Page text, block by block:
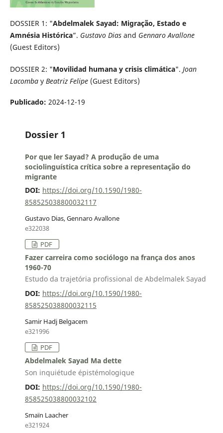
DOSSIER 1: "Abdelmalek Sayad: Migração, Estado e
Amnésia Histórica”. Gustavo Diasand Gennaro Avallone
(Guest Editors)
DOSSIER 2: "Movilidad humana y crisis climática". Joan
Lacombay Beatriz Felipe(Guest Editors)
Publicado: 2024-12-19
Dossier 1
Por que ler Sayad? A produção de uma
sociolinguística crítica sobre a representação do
migrante
DOI: https://doi.org/10.1590/1980-
858525038800032117
Gustavo Dias, Gennaro Avallone
e322038
PDF
Fazer carreira como sociólogo na frança dos anos
1960-70
Estudo da trajetória profissional de Abdelmalek Sayad
DOI: https://doi.org/10.1590/1980-
858525038800032115
Samir Hadj Belgacem
e321996
PDF
Abdelmalek Sayad Ma dette
Son inquiétude épistémologique
DOI: https://doi.org/10.1590/1980-
858525038800032102
Smaïn Laacher
e321924